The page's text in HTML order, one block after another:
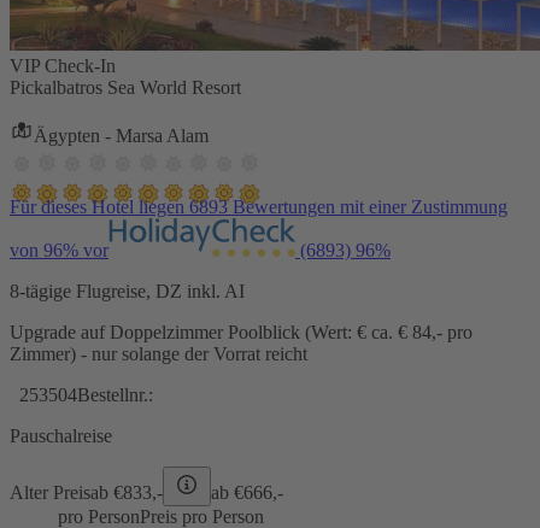
VIP Check-In
Pickalbatros Sea World Resort
Ägypten - Marsa Alam
Für dieses Hotel liegen 6893 Bewertungen mit einer Zustimmung
von 96% vor (6893) 96%
8-tägige Flugreise, DZ inkl. AI
Upgrade auf Doppelzimmer Poolblick (Wert: € ca. € 84,- pro
Zimmer) - nur solange der Vorrat reicht
253504Bestellnr.:
Pauschalreise
Alter Preisab €833,- ab €666,-
pro PersonPreis pro Person